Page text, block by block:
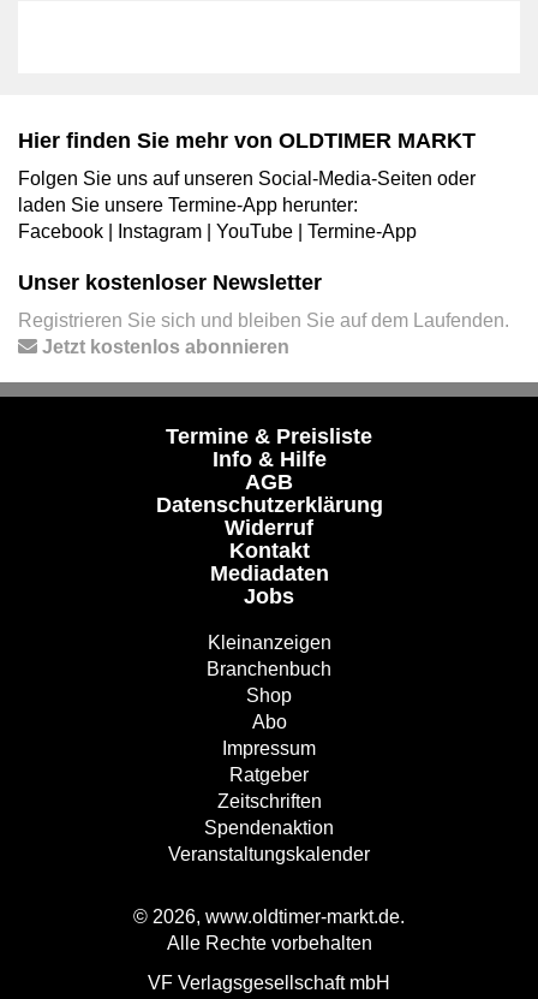
Hier finden Sie mehr von OLDTIMER MARKT
Folgen Sie uns auf unseren Social-Media-Seiten oder
laden Sie unsere Termine-App herunter:
Facebook
Instagram YouTube Termine-App
Unser kostenloser Newsletter
Registrieren Sie sich und bleiben Sie auf dem Laufenden.
Jetzt kostenlos abonnieren
Termine & Preisliste
Info & Hilfe
AGB
Datenschutzerklärung
Widerruf
Kontakt
Mediadaten
Jobs
Kleinanzeigen
Branchenbuch
Shop
Abo
Impressum
Ratgeber
Zeitschriften
Spendenaktion
Veranstaltungskalender
© 2026, www.oldtimer-markt.de.
Alle Rechte vorbehalten
VF Verlagsgesellschaft mbH